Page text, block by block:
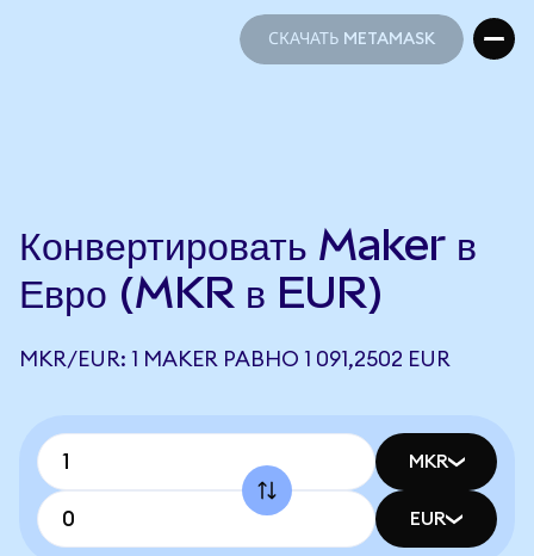
СКАЧАТЬ METAMASK
Конвертировать Maker в
Евро (MKR в EUR)
MKR/EUR: 1 MAKER РАВНО 1 091,2502 EUR
MKR
EUR